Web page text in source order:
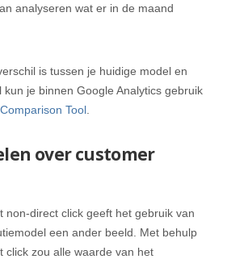
analyseren wat er in de maand
is tussen je huidige model en
je binnen Google Analytics gebruik
Tool
over customer
non-direct click geeft het gebruik van
een ander beeld. Met behulp
click zou alle waarde van het